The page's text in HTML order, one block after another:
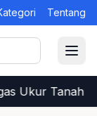
Tentang
Ukur Tanah